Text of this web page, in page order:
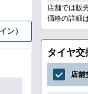
ン）
店舗では販
価格の詳細
タイヤ交
店舗